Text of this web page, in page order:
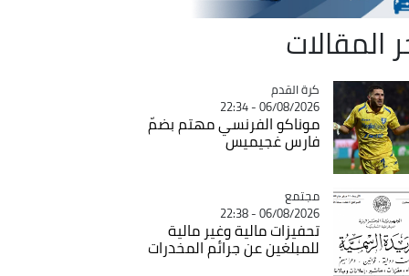
المقالات
Catégorie
كرة القدم
06/08/2026 - 22:34
موناكو الفرنسي مهتم بضمّ
فارس غجيميس
Catégorie
مجتمع
06/08/2026 - 22:38
تحفيزات مالية وغير مالية
للمبلغين عن جرائم المخدرات